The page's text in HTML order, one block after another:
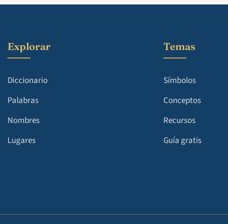
Explorar
Diccionario
Palabras
Nombres
Lugares
Temas
Símbolos
Conceptos
Recursos
Guía gratis